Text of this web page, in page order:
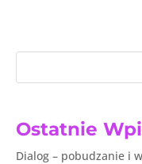
Ostatnie
Dialog – pobudzanie i